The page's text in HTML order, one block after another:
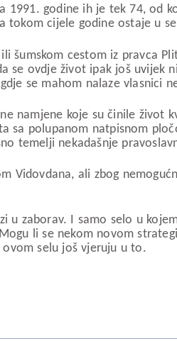
1991. godine ih je tek 74, od
tokom cijele godine ostaje u
šumskom cestom iz pravca
se ovdje život ipak još uvijek
se mahom nalaze vlasnici
namjene koje su činile život
sa polupanom natpisnom
temelji nekadašnje
Vidovdana, ali zbog
u zaborav. I samo selo u
li se nekom novom
ovom selu još vjeruju u to.